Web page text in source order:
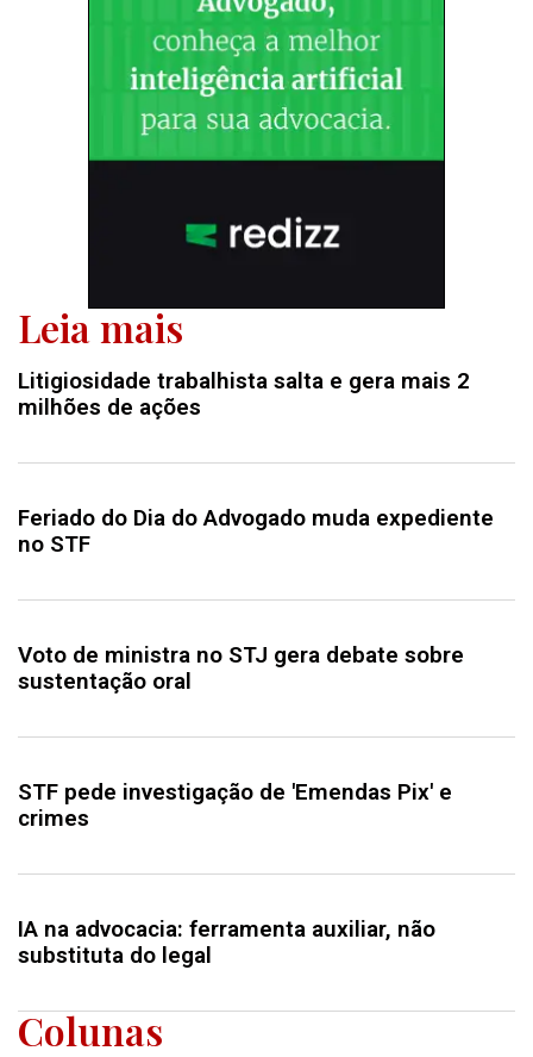
Leia mais
Litigiosidade trabalhista salta e gera mais 2
milhões de ações
Feriado do Dia do Advogado muda expediente
no STF
Voto de ministra no STJ gera debate sobre
sustentação oral
STF pede investigação de 'Emendas Pix' e
crimes
IA na advocacia: ferramenta auxiliar, não
substituta do legal
Colunas